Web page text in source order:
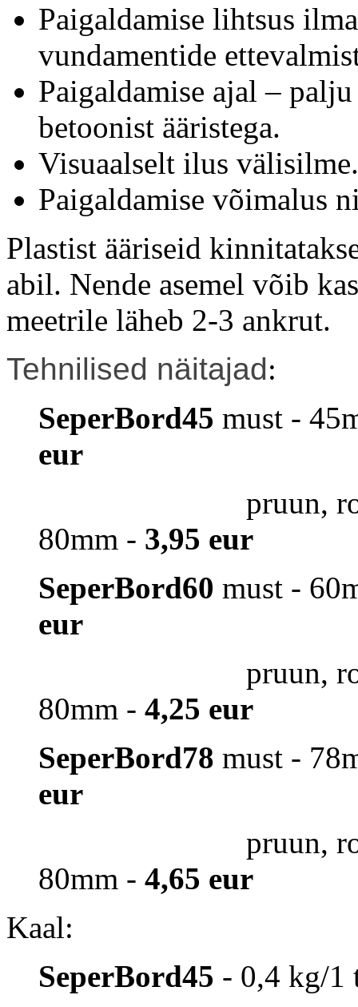
Paigaldamise lihtsus
vundamentide
Paigaldamise ajal –
betoonist ääristega.
Visuaalselt ilus välisilme.
Paigaldamise võimalus
Plastist ääriseid
abil. Nende asemel võib
meetrile läheb 2-3 ankrut.
Tehnilised näitajad:
SeperBord45 must -
eur
pruun,
80mm - 3,95 eur
SeperBord60 must -
eur
pruun,
80mm - 4,25 eur
SeperBord78 must -
eur
pruun,
80mm - 4,65 eur
Kaal:
SeperBord45 - 0,4 kg/1